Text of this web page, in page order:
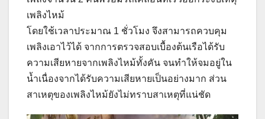
เพลิงไหม้
โดยใช้เวลาประมาณ 1 ชั่วโมง จึงสามารถควบคุม
เพลิงเอาไว้ได้ จากการตรวจสอบเบื้องต้นเรือได้รับ
ความเสียหายจากเพลิงไหม้ทั้งคัน จนทำให้จมอยู่ใน
น้ำเนื่องจากได้รับความเสียหายเป็นอย่างมาก ส่วน
สาเหตุของเพลิงไหม้ยังไม่ทราบสาเหตุที่แน่ชัด